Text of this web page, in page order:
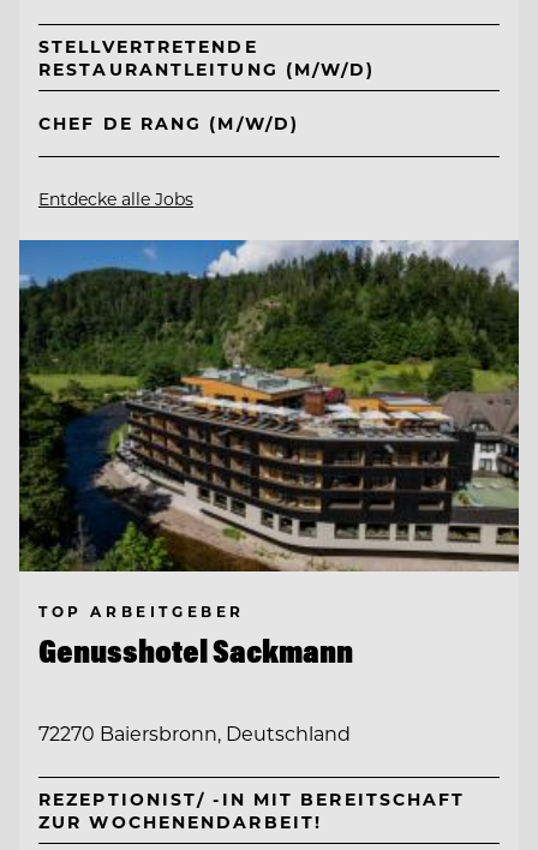
STELLVERTRETENDE
RESTAURANTLEITUNG (M/W/D)
CHEF DE RANG (M/W/D)
Entdecke alle Jobs
TOP ARBEITGEBER
Genusshotel Sackmann
72270 Baiersbronn, Deutschland
REZEPTIONIST/ -IN MIT BEREITSCHAFT
ZUR WOCHENENDARBEIT!